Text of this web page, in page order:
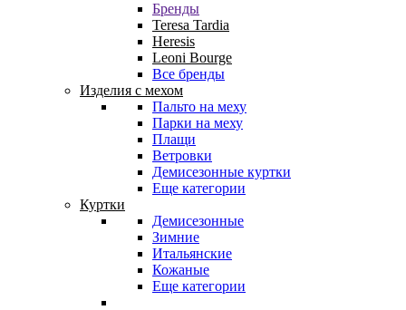
Бренды
Teresa Tardia
Heresis
Leoni Bourge
Все бренды
Изделия с мехом
Пальто на меху
Парки на меху
Плащи
Ветровки
Демисезонные куртки
Еще категории
Куртки
Демисезонные
Зимние
Итальянские
Кожаные
Еще категории